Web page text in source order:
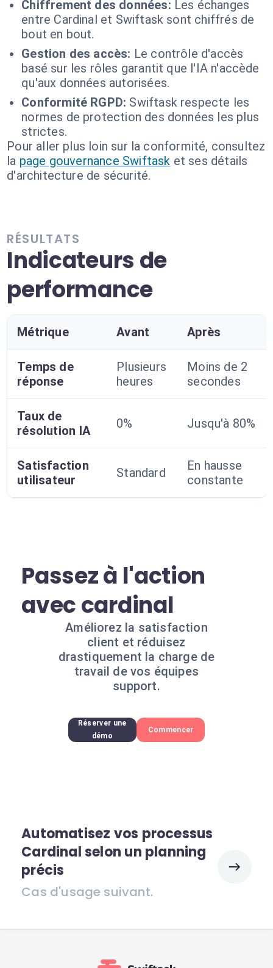
Chiffrement des données: Les échanges
entre Cardinal et Swiftask sont chiffrés de
bout en bout.
Gestion des accès: Le contrôle d'accès
basé sur les rôles garantit que l'IA n'accède
qu'aux données autorisées.
Conformité RGPD: Swiftask respecte les
normes de protection des données les plus
strictes.
Pour aller plus loin sur la conformité, consultez
la page gouvernance Swiftask et ses détails
d'architecture de sécurité.
RÉSULTATS
Indicateurs de
performance
Métrique Avant Après
Temps de
réponse
Plusieurs
heures
Moins de 2
secondes
Taux de
résolution IA
0% Jusqu'à 80%
Satisfaction
utilisateur
Standard
En hausse
constante
Passez à l'action
avec cardinal
Améliorez la satisfaction
client et réduisez
drastiquement la charge de
travail de vos équipes
support.
Réserver une
démo
Commencer
Automatisez vos processus
Cardinal selon un planning
précis
Cas d'usage suivant.